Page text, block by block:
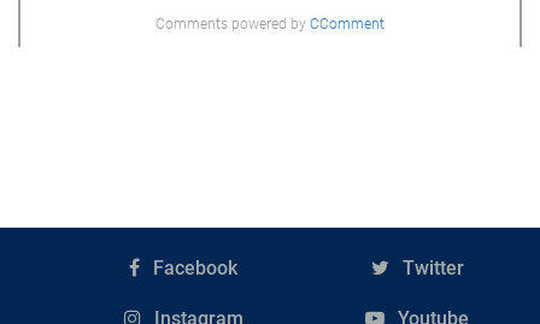
Comments powered by CComment
Facebook Twitter
Instagram Youtube